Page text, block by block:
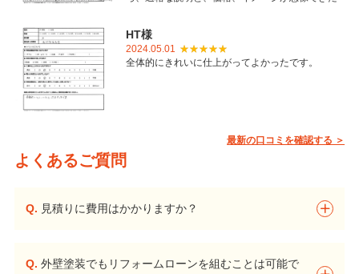
いただき感謝しています。
HT様
2024.05.01
全体的にきれいに仕上がってよかったです。
最新の口コミを確認する ＞
よくあるご質問
Q. 見積りに費用はかかりますか？
Q. 外壁塗装でもリフォームローンを組むことは可能で